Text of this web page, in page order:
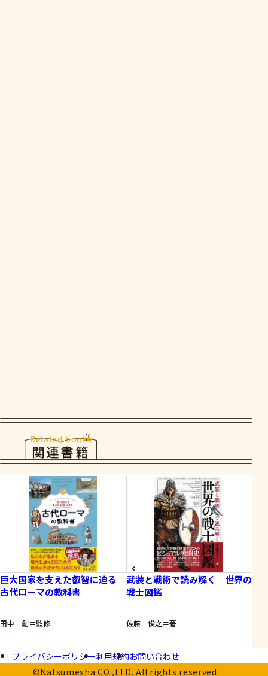
Related books
関連書籍
巨大国家を支えた叡智に迫る
古代ローマの教科書
田中 創＝監修
武装と戦術で読み解く 世界の
戦士図鑑
佐藤 俊之＝著
プライバシーポリシー利用規約お問い合わせ
©Natsumesha CO.,LTD. All rights reserved.